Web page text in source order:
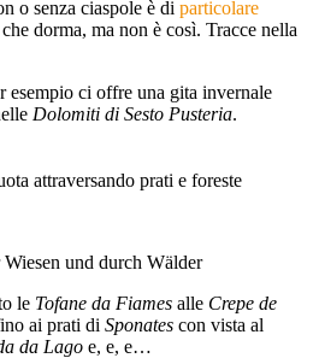
o senza ciaspole è di particolare
dorma, ma non è così. Tracce nella
esempio ci offre una gita invernale
Dolomiti di Sesto Pusteria.
attraversando prati e foreste
le Tofane da Fiames alle Crepe de
ai prati di Sponates con vista al
da Lago e, e, e…